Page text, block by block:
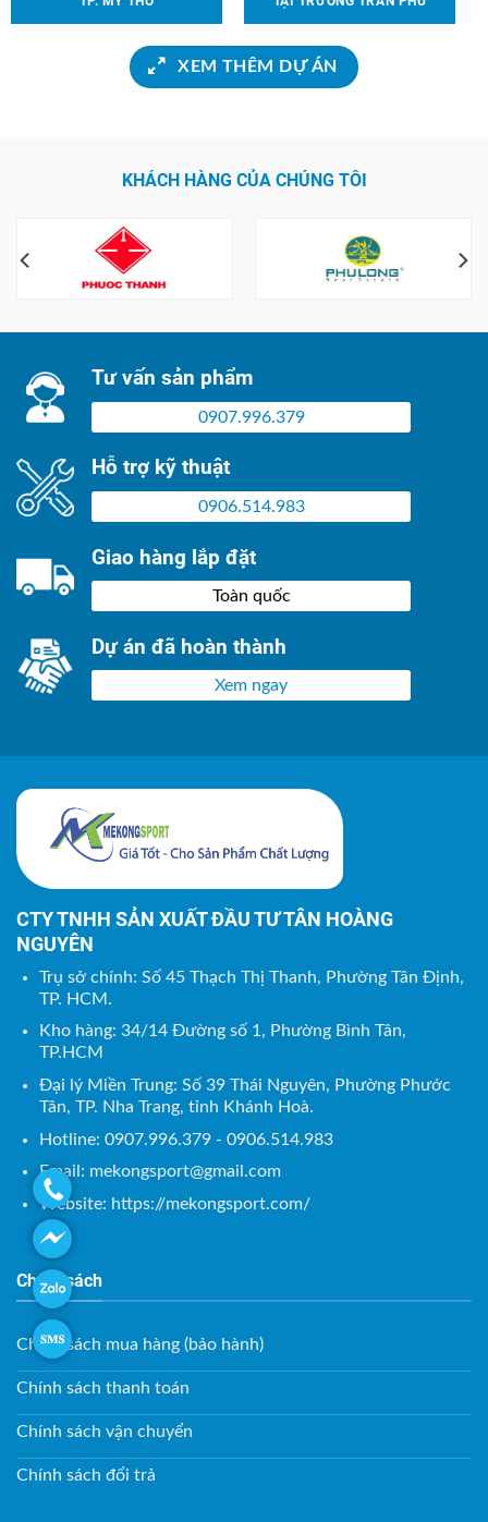
XEM THÊM DỰ ÁN
KHÁCH HÀNG CỦA CHÚNG TÔI
Tư vấn sản phẩm
0907.996.379
Hỗ trợ kỹ thuật
0906.514.983
Giao hàng lắp đặt
Toàn quốc
Dự án đã hoàn thành
Xem ngay
CTY TNHH SẢN XUẤT ĐẦU TƯ TÂN HOÀNG
NGUYÊN
Trụ sở chính: Số 45 Thạch Thị Thanh, Phường Tân Định,
TP. HCM.
Kho hàng: 34/14 Đường số 1, Phường Bình Tân,
TP.HCM
Đại lý Miền Trung: Số 39 Thái Nguyên, Phường Phước
Tân, TP. Nha Trang, tỉnh Khánh Hoà.
Hotline: 0907.996.379 - 0906.514.983
Email: mekongsport@gmail.com
Website: https://mekongsport.com/
Chính sách
Chính sách mua hàng (bảo hành)
Chính sách thanh toán
Chính sách vận chuyển
Chính sách đổi trả